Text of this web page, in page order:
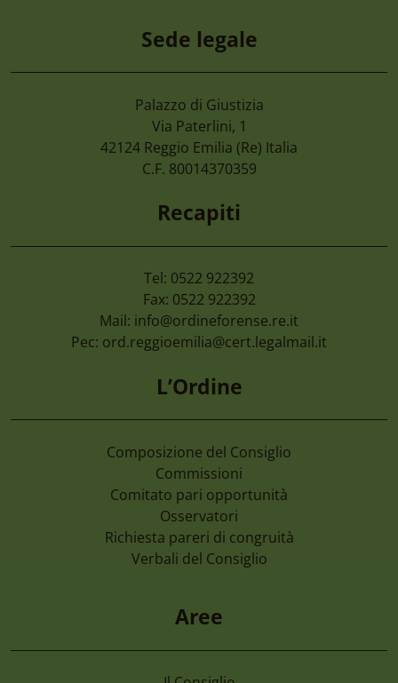
Sede legale
Palazzo di Giustizia
Via Paterlini, 1
42124 Reggio Emilia (Re) Italia
C.F. 80014370359
Recapiti
Tel: 0522 922392
Fax: 0522 922392
Mail: info@ordineforense.re.it
Pec: ord.reggioemilia@cert.legalmail.it
L’Ordine
Composizione del Consiglio
Commissioni
Comitato pari opportunità
Osservatori
Richiesta pareri di congruità
Verbali del Consiglio
Aree